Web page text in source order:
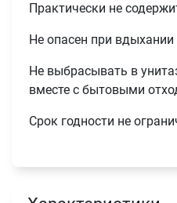
Практически не
Не опасен при вдыхании
Не выбрасывать в
вместе с бытовыми
Срок годности не
Продолжить покупки
Оформить заказ
Телефон